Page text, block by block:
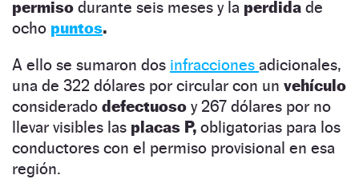
permiso durante seis meses y la perdida de
ocho puntos.
A ello se sumaron dos infracciones adicionales,
una de 322 dólares por circular con un vehículo
considerado defectuoso y 267 dólares por no
llevar visibles las placas P, obligatorias para los
conductores con el permiso provisional en esa
región.